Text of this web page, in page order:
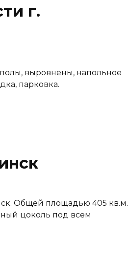
г.
выровнены, напольное
парковка.
Общей площадью 405 кв.м.
цоколь под всем